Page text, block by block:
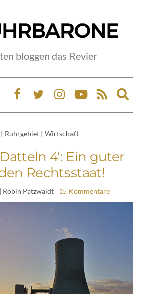
bloggen das Revier
| Ruhrgebiet | Wirtschaft
4‘: Ein guter
Rechtsstaat!
| Robin Patzwaldt 15 Kommentare